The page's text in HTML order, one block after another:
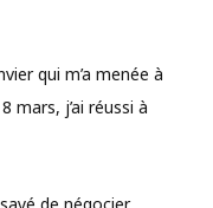
qui m’a menée à
mars, j’ai réussi à